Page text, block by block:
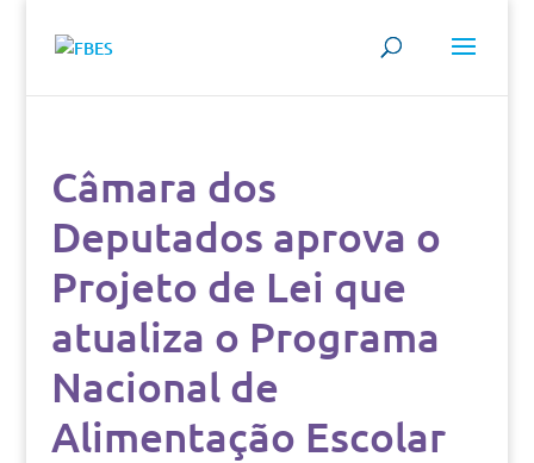
Câmara dos
Deputados aprova o
Projeto de Lei que
atualiza o Programa
Nacional de
Alimentação Escolar